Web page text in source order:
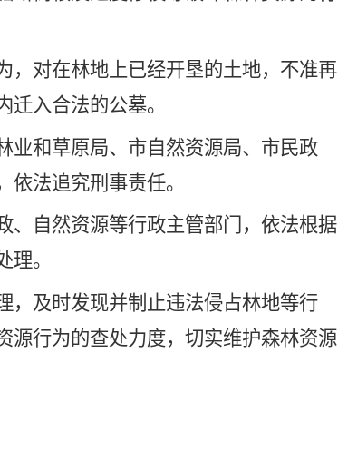
，对在林地上已经开垦的土地，不准再
入合法的公墓。
业和草原局、 市自然资源局、市民政
依法追究刑事责任。
自然资源等行政主管部门
，依法根据
。
，及时发现并制止违法侵占林地等行
源行为的查处力度，切实维护森林资源